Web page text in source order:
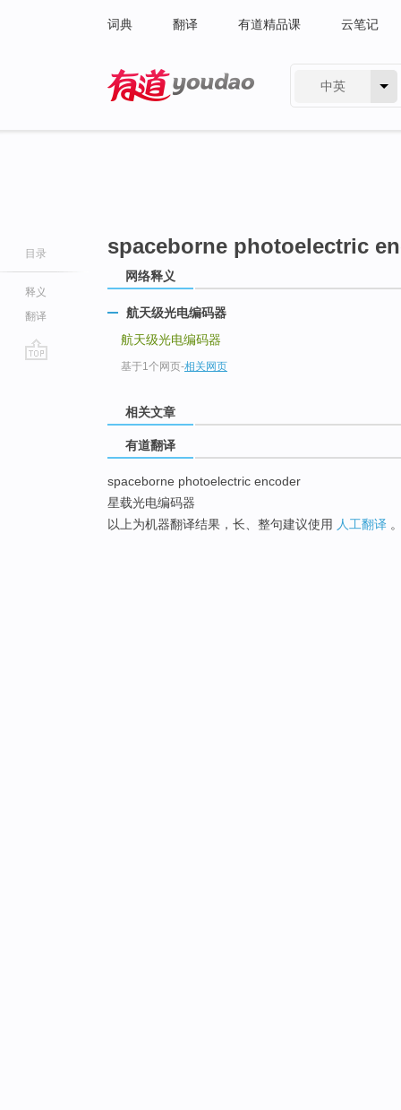
词典 翻译 有道精品课 云笔记
中英
目录
释义
翻译
spaceborne photoelectric
网络释义
航天级光电编码器
航天级光电编码器
基于1个网页-相关网页
相关文章
有道翻译
spaceborne photoelectric encoder
星载光电编码器
以上为机器翻译结果，长、整句建议使用 人工翻译